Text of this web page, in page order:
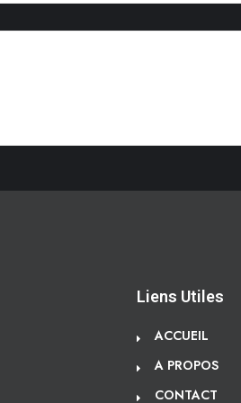
Liens Utiles
ACCUEIL
A PROPOS
CONTACT